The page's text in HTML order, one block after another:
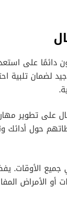
على
لضمان تلبية
على تطوير
حول أدائك
جميع الأوقات.
أو الأمراض